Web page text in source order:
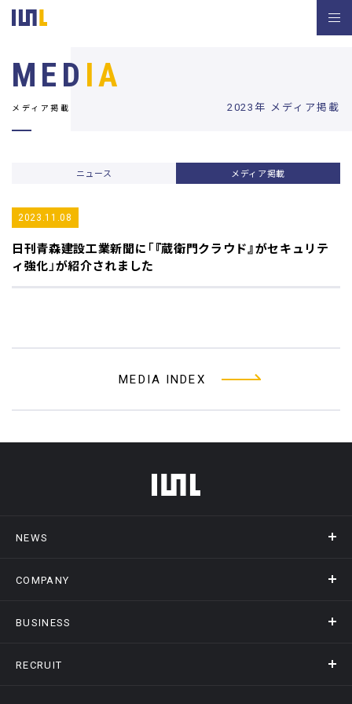
2023年 メディア掲載
MED IA
メディア掲載
ニュース メディア掲載
2023.11.08
日刊青森建設工業新聞に「『蔵衛門クラウド』がセキュリテ
ィ強化」が紹介されました
MEDIA INDEX
フッターメニュー
NEWS
ニュース
COMPANY
会社概要
BUSINESS
事業情報トップ
RECRUIT